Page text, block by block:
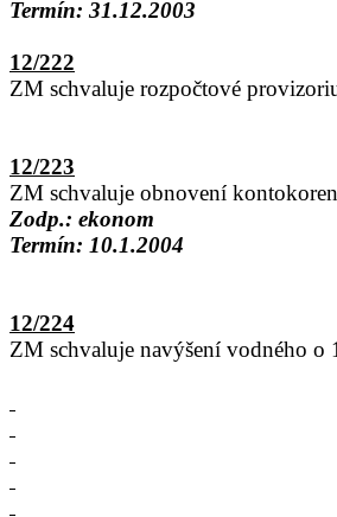
Termín: 31.12.2003
12/222
ZM schvaluje rozpočtové
12/223
ZM schvaluje obnovení
Zodp.: ekonom
Termín: 10.1.2004
12/224
ZM schvaluje navýšení vodného o